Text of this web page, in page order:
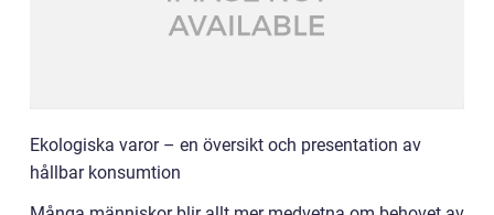
Ekologiska varor – en översikt och presentation av
hållbar konsumtion